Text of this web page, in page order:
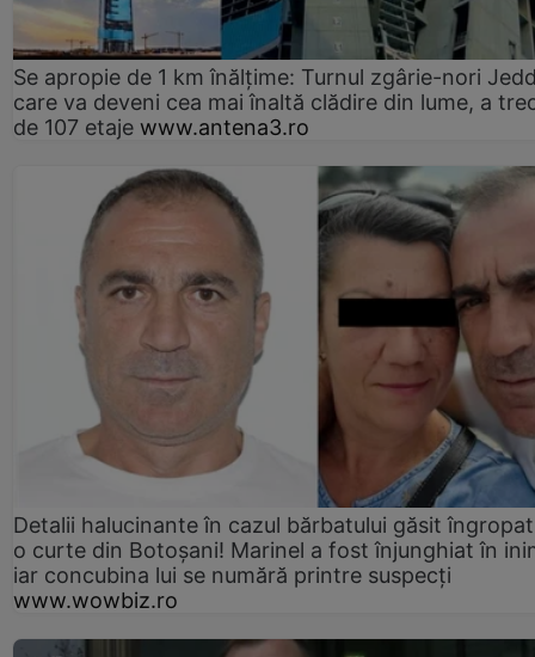
Se apropie de 1 km înălțime: Turnul zgârie-nori
care va deveni cea mai înaltă clădire din lume, a
de 107 etaje www.antena3.ro
Detalii halucinante în cazul bărbatului găsit
o curte din Botoșani! Marinel a fost înjunghiat în
iar concubina lui se numără printre suspecți
www.wowbiz.ro